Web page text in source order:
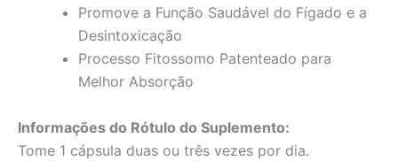
Promove a Função Saudável do Fígado e a
Desintoxicação
Processo Fitossomo Patenteado para
Melhor Absorção
Informações do Rótulo do Suplemento:
Tome 1 cápsula duas ou três vezes por dia.